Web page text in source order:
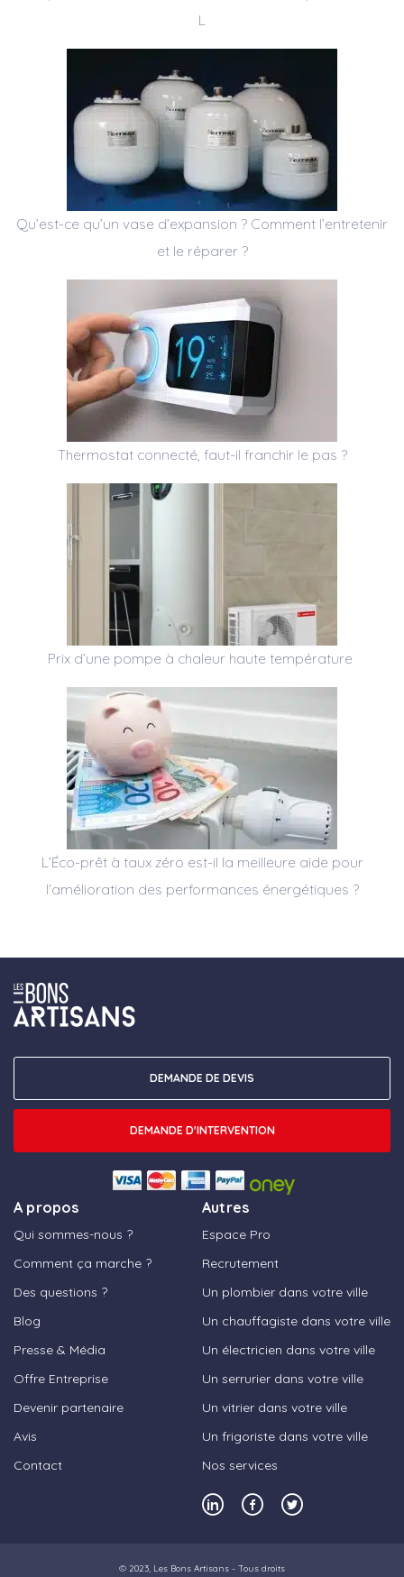
L
Qu’est-ce qu’un vase d’expansion ? Comment l’entretenir
et le réparer ?
Thermostat connecté, faut-il franchir le pas ?
Prix d’une pompe à chaleur haute température
L’Éco-prêt à taux zéro est-il la meilleure aide pour
l’amélioration des performances énergétiques ?
A propos
Qui sommes-nous ?
Comment ça marche ?
Des questions ?
Blog
Presse & Média
Offre Entreprise
Devenir partenaire
Avis
Contact
Autres
Espace Pro
Recrutement
Un plombier dans votre ville
Un chauffagiste dans votre ville
Un électricien dans votre ville
Un serrurier dans votre ville
Un vitrier dans votre ville
Un frigoriste dans votre ville
Nos services
DEMANDE DE DEVIS
DEMANDE D'INTERVENTION
© 2023, Les Bons Artisans - Tous droits